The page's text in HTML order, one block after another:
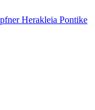
Herakleia Pontike